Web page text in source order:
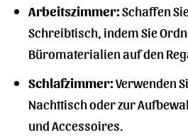
Arbeitszimmer:Schaffen
Schreibtisch, indem Sie
Büromaterialien auf den
Schlafzimmer:Verwenden
Nachttisch oder zur
und Accessoires.